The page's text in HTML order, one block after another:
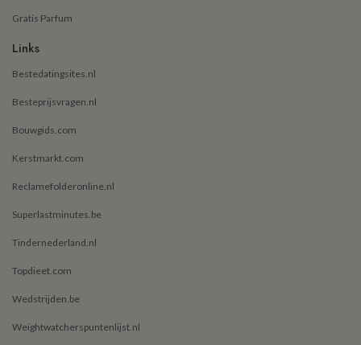
Gratis Parfum
Links
Bestedatingsites.nl
Besteprijsvragen.nl
Bouwgids.com
Kerstmarkt.com
Reclamefolderonline.nl
Superlastminutes.be
Tindernederland.nl
Topdieet.com
Wedstrijden.be
Weightwatcherspuntenlijst.nl